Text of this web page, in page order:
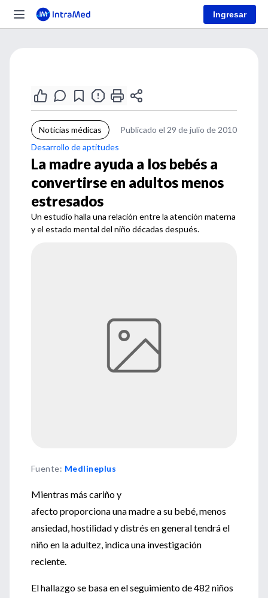
Ingresar
Noticias médicas
Publicado el 29 de julio de 2010
Desarrollo de aptitudes
La madre ayuda a los bebés a
convertirse en adultos menos
estresados
Un estudio halla una relación entre la atención materna
y el estado mental del niño décadas después.
Fuente: Medlineplus
Mientras más cariño y
afecto proporciona una madre a su bebé, menos
ansiedad, hostilidad y distrés en general tendrá el
niño en la adultez, indica una investigación
reciente.
El hallazgo se basa en el seguimiento de 482 niños